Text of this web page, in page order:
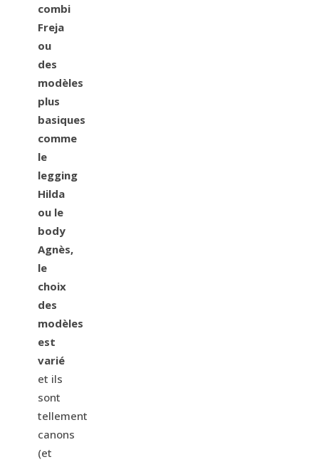
combi
Freja
ou
des
modèles
plus
basiques
comme
le
legging
Hilda
ou le
body
Agnès,
le
choix
des
modèles
est
varié
et ils
sont
tellement
canons
(et